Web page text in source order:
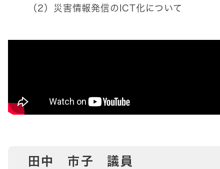
（2）災害情報発信のICT化について
田中 市子 議員